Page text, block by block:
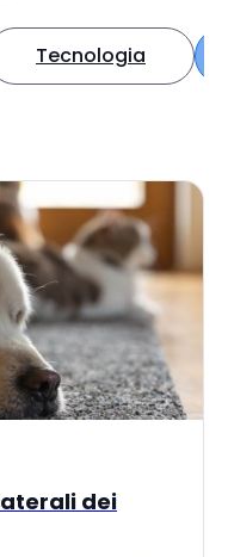
Tecnologia
dei